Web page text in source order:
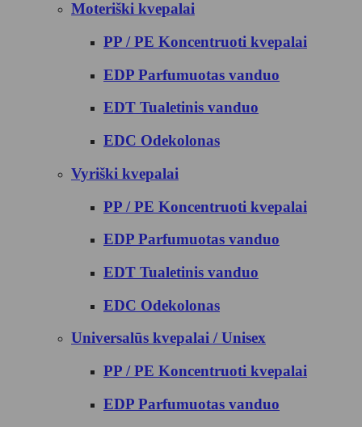
Moteriški kvepalai
PP / PE Koncentruoti kvepalai
EDP Parfumuotas vanduo
EDT Tualetinis vanduo
EDC Odekolonas
Vyriški kvepalai
PP / PE Koncentruoti kvepalai
EDP Parfumuotas vanduo
EDT Tualetinis vanduo
EDC Odekolonas
Universalūs kvepalai / Unisex
PP / PE Koncentruoti kvepalai
EDP Parfumuotas vanduo